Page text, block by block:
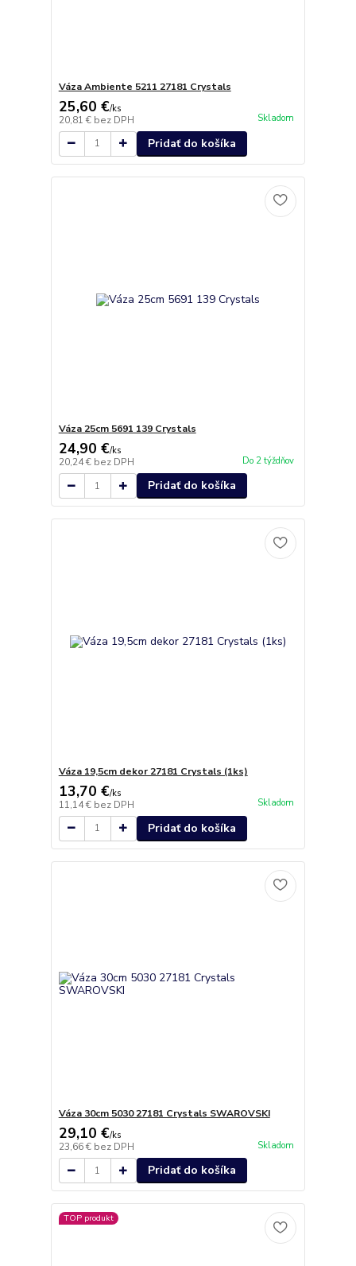
Váza Ambiente 5211 27181 Crystals
25,60 €/ks
20,81 € bez DPH Skladom
Pridať do košíka
Váza 25cm 5691 139 Crystals
24,90 €/ks
20,24 € bez DPH Do 2 týždňov
Pridať do košíka
Váza 19,5cm dekor 27181 Crystals (1ks)
13,70 €/ks
11,14 € bez DPH Skladom
Pridať do košíka
Váza 30cm 5030 27181 Crystals SWAROVSKI
29,10 €/ks
23,66 € bez DPH Skladom
Pridať do košíka
TOP produkt